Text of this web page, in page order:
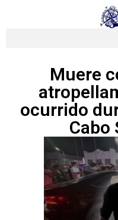
Muere
ocurrido
Cabo